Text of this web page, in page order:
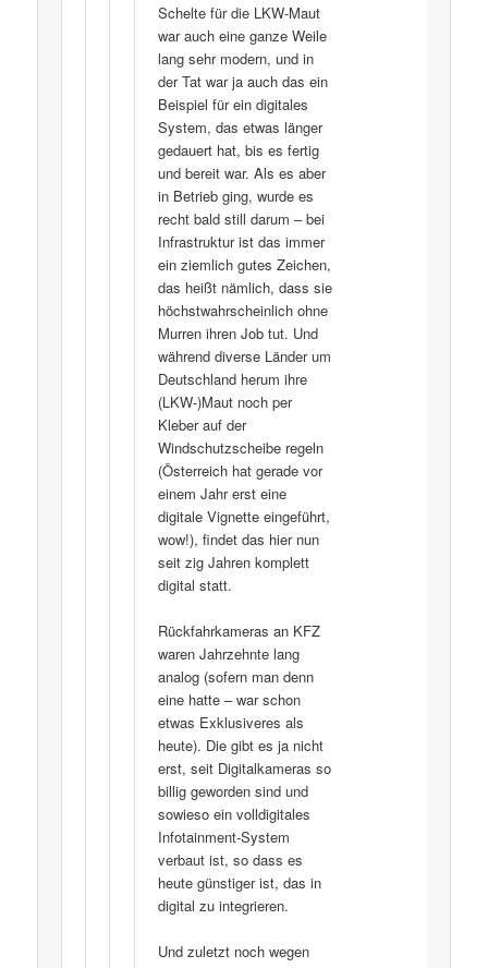
Schelte für die LKW-Maut
war auch eine ganze Weile
lang sehr modern, und in
der Tat war ja auch das ein
Beispiel für ein digitales
System, das etwas länger
gedauert hat, bis es fertig
und bereit war. Als es aber
in Betrieb ging, wurde es
recht bald still darum – bei
Infrastruktur ist das immer
ein ziemlich gutes Zeichen,
das heißt nämlich, dass sie
höchstwahrscheinlich ohne
Murren ihren Job tut. Und
während diverse Länder um
Deutschland herum ihre
(LKW-)Maut noch per
Kleber auf der
Windschutzscheibe regeln
(Österreich hat gerade vor
einem Jahr erst eine
digitale Vignette eingeführt,
wow!), findet das hier nun
seit zig Jahren komplett
digital statt.
Rückfahrkameras an KFZ
waren Jahrzehnte lang
analog (sofern man denn
eine hatte – war schon
etwas Exklusiveres als
heute). Die gibt es ja nicht
erst, seit Digitalkameras so
billig geworden sind und
sowieso ein volldigitales
Infotainment-System
verbaut ist, so dass es
heute günstiger ist, das in
digital zu integrieren.
Und zuletzt noch wegen